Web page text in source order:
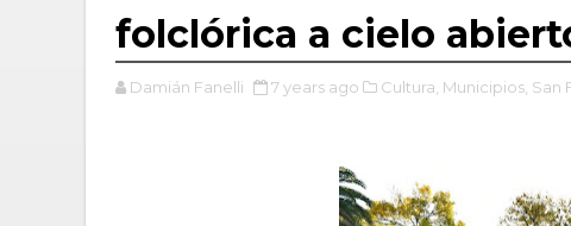
folclórica a cielo
Damián Fanelli 7 years ago Cultura, Municipios, San